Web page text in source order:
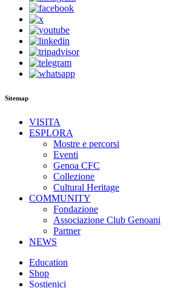
Sitemap
VISITA
ESPLORA
Mostre e percorsi
Eventi
Genoa CFC
Collezione
Cultural Heritage
COMMUNITY
Fondazione
Associazione Club Genoani
Partner
NEWS
Education
Shop
Sostienici